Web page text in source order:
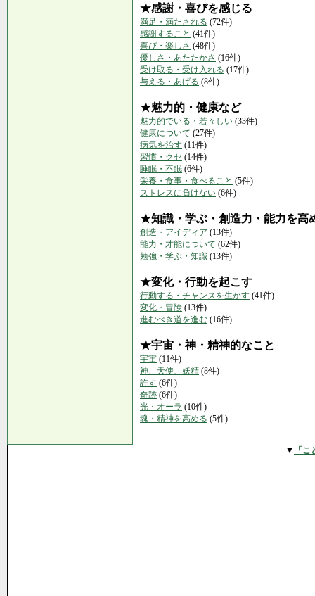
★感謝・喜びを感じる
満足・満たされる (72件)
感謝すること (41件)
喜び・楽しさ (48件)
優しさ・あたたかさ (16件)
受け取る・受け入れる (17件)
与える・あげる (8件)
★魅力的・健康など
魅力的でいる・若々しい (33件)
健康について (27件)
病気を治す (11件)
習慣・クセ (14件)
睡眠・不眠 (6件)
栄養・食事・食べること (5件)
ストレスに負けない (6件)
★知識・学ぶ・創造力・能力を高
創造・アイディア (13件)
能力・才能について (62件)
勉強・学ぶ・知識 (13件)
★変化・行動を起こす
行動する・チャンスを生かす (41件)
変化・冒険 (13件)
進むべき道を進む (16件)
★宇宙・神・精神的なこと
宇宙 (11件)
神、天使、妖精 (8件)
許す (6件)
奇跡 (6件)
光・オーラ (10件)
魂・精神を高める (5件)
▼ 「